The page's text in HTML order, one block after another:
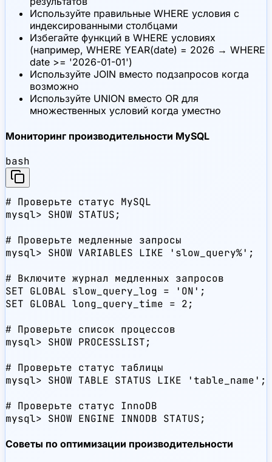
Используйте правильные WHERE условия с
индексированными столбцами
Избегайте функций в WHERE условиях
(например, WHERE YEAR(date) = 2026 → WHERE
date >= '2026-01-01')
Используйте JOIN вместо подзапросов когда
возможно
Используйте UNION вместо OR для
множественных условий когда уместно
Мониторинг производительности MySQL
bash
# Проверьте статус MySQL
mysql> SHOW STATUS;
# Проверьте медленные запросы
mysql> SHOW VARIABLES LIKE 'slow_query%';
# Включите журнал медленных запросов
SET GLOBAL slow_query_log = 'ON';
SET GLOBAL long_query_time = 2;
# Проверьте список процессов
mysql> SHOW PROCESSLIST;
# Проверьте статус таблицы
mysql> SHOW TABLE STATUS LIKE 'table_name';
# Проверьте статус InnoDB
mysql> SHOW ENGINE INNODB STATUS;
Советы по оптимизации производительности